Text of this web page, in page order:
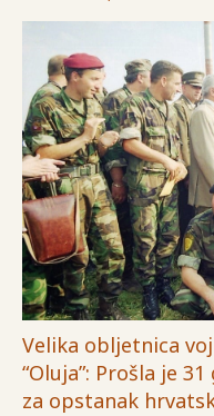
Velika obljetnica
“Oluja”: Prošla je
za opstanak